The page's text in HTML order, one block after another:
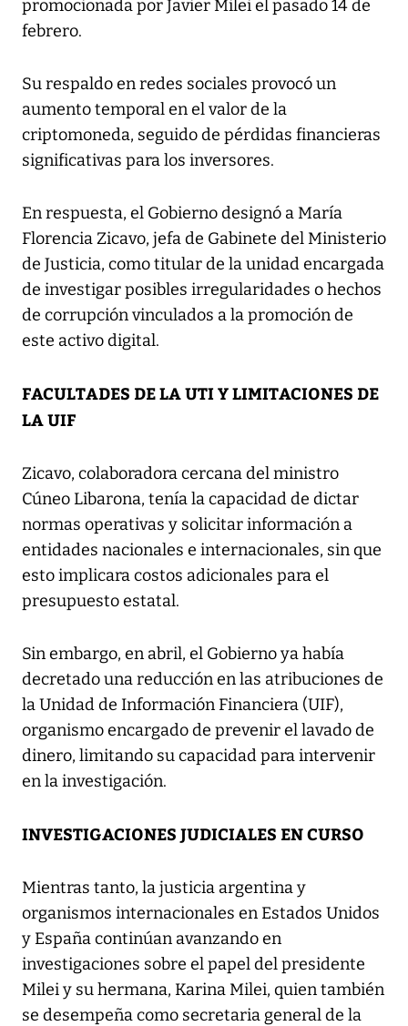
promocionada por Javier Milei el pasado 14 de
febrero.
Su respaldo en redes sociales provocó un
aumento temporal en el valor de la
criptomoneda, seguido de pérdidas financieras
significativas para los inversores.
En respuesta, el Gobierno designó a María
Florencia Zicavo, jefa de Gabinete del Ministerio
de Justicia, como titular de la unidad encargada
de investigar posibles irregularidades o hechos
de corrupción vinculados a la promoción de
este activo digital.
FACULTADES DE LA UTI Y LIMITACIONES DE
LA UIF
Zicavo, colaboradora cercana del ministro
Cúneo Libarona, tenía la capacidad de dictar
normas operativas y solicitar información a
entidades nacionales e internacionales, sin que
esto implicara costos adicionales para el
presupuesto estatal.
Sin embargo, en abril, el Gobierno ya había
decretado una reducción en las atribuciones de
la Unidad de Información Financiera (UIF),
organismo encargado de prevenir el lavado de
dinero, limitando su capacidad para intervenir
en la investigación.
INVESTIGACIONES JUDICIALES EN CURSO
Mientras tanto, la justicia argentina y
organismos internacionales en Estados Unidos
y España continúan avanzando en
investigaciones sobre el papel del presidente
Milei y su hermana, Karina Milei, quien también
se desempeña como secretaria general de la